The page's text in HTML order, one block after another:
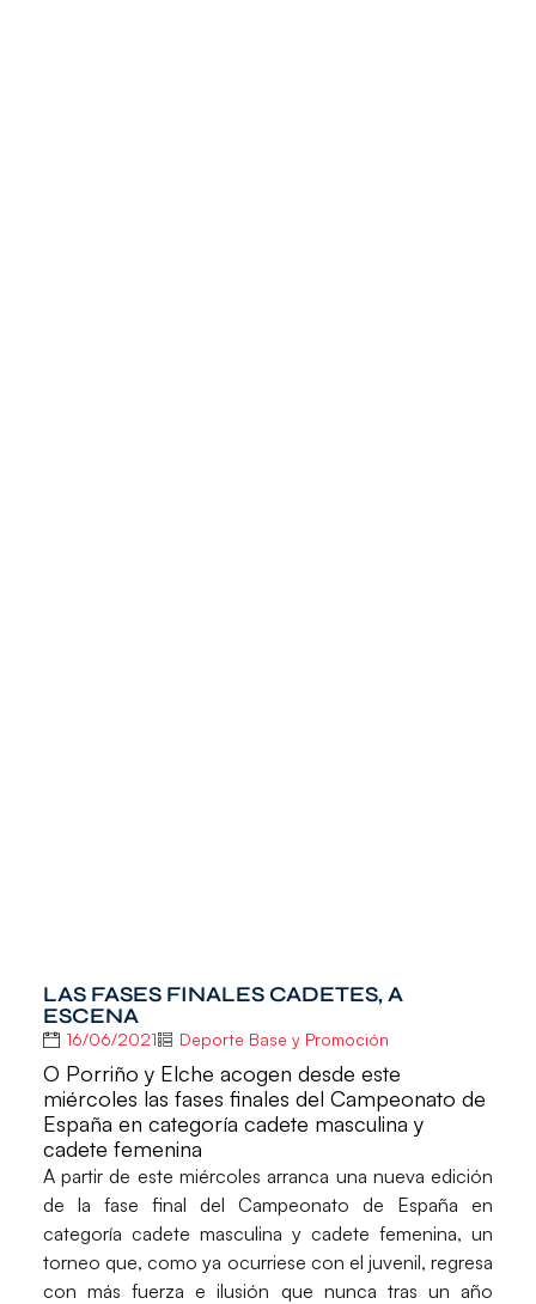
LAS FASES FINALES CADETES, A
ESCENA
16/06/2021 Deporte Base y Promoción
O Porriño y Elche acogen desde este
miércoles las fases finales del Campeonato de
España en categoría cadete masculina y
cadete femenina
A partir de este miércoles arranca una nueva edición
de la fase final del Campeonato de España en
categoría cadete masculina ycadete femenina, un
torneo que, como ya ocurriese con el juvenil, regresa
con más fuerza e ilusión que nunca tras un año